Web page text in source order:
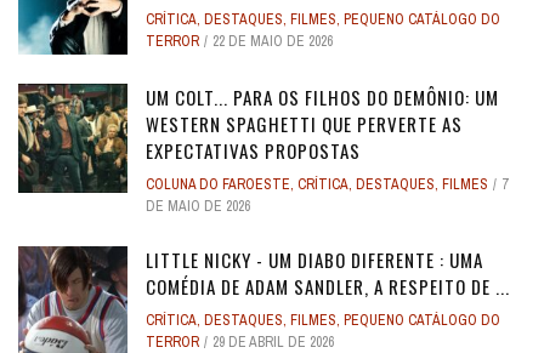
CRÍTICA, DESTAQUES, FILMES, PEQUENO CATÁLOGO DO
TERROR
22 DE MAIO DE 2026
UM COLT... PARA OS FILHOS DO DEMÔNIO: UM
WESTERN SPAGHETTI QUE PERVERTE AS
EXPECTATIVAS PROPOSTAS
COLUNA DO FAROESTE, CRÍTICA, DESTAQUES, FILMES
7
DE MAIO DE 2026
LITTLE NICKY - UM DIABO DIFERENTE : UMA
COMÉDIA DE ADAM SANDLER, A RESPEITO DE ...
CRÍTICA, DESTAQUES, FILMES, PEQUENO CATÁLOGO DO
TERROR
29 DE ABRIL DE 2026